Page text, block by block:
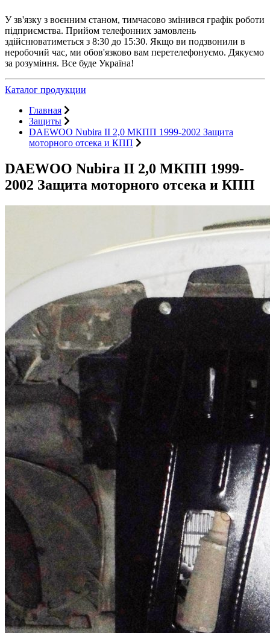
У зв'язку з воєнним станом, тимчасово змінився графік роботи
підприємства. Прийом телефонних замовлень
здійснюватиметься з 8:30 до 15:30. Якщо ви подзвонили в
неробочий час, ми обов'язково вам перетелефонуємо. Дякуємо
за розуміння. Все буде Україна!
Каталог продукции
Главная
Защиты
DAEWOO Nubira II 2,0 МКПП 1999-2002 Защита
моторного отсека и КПП
DAEWOO Nubira II 2,0 МКПП 1999-
2002 Защита моторного отсека и КПП